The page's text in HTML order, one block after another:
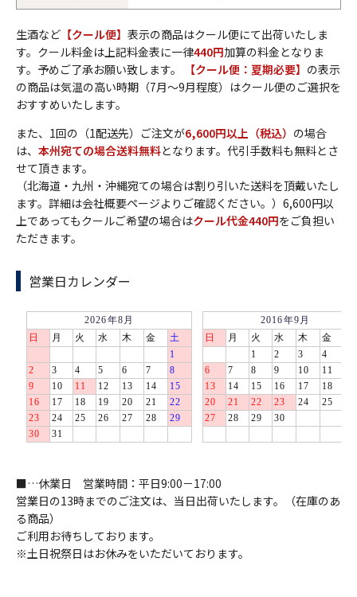
生酒など 【クール便】 表示の商品はクール便にて出荷いたしま
す。クール料金は上記料金表に一律440円加算の料金となりま
す。予めご了承お願い致します。
【クール便：夏期必要】 の表示
の商品は気温の高い時期（7月～9月程度）はクール便のご選択を
おすすめいたします。
また、1回の（1配送先）ご注文が6,600円以上（税込） の場合
は、 本州宛ての場合送料無料となります。代引手数料も無料とさ
せて頂きます。
（北海道・九州・沖縄宛ての場合は割り引いた送料を頂戴いたし
ます。詳細は会社概要ページよりご確認ください。）6,600円以
上であってもクールご希望の場合はクール代金440円をご負担い
ただきます。
営業日カレンダー
■…休業日 営業時間：平日9:00－17:00
営業日の13時までのご注文は、当日出荷いたします。（在庫のあ
る商品）
ご利用お待ちしております。
※土日祝祭日はお休みをいただいております。